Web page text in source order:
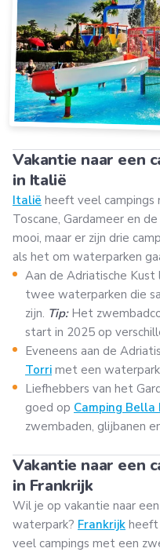
Vakantie naar een
in Italië
Italië heeft veel campings
Toscane, Gardameer en
mooi, maar er zijn drie
als het om waterparken
Aan de Adriatische
twee waterparken die
zijn. Tip: Het
start in 2025 op
Eveneens aan de
Torri met een
Liefhebbers van het
goed op Camping Bella
zwembaden, glijbanen
Vakantie naar een
in Frankrijk
Wil je op vakantie naar
waterpark? Frankrijk heeft
veel campings met een